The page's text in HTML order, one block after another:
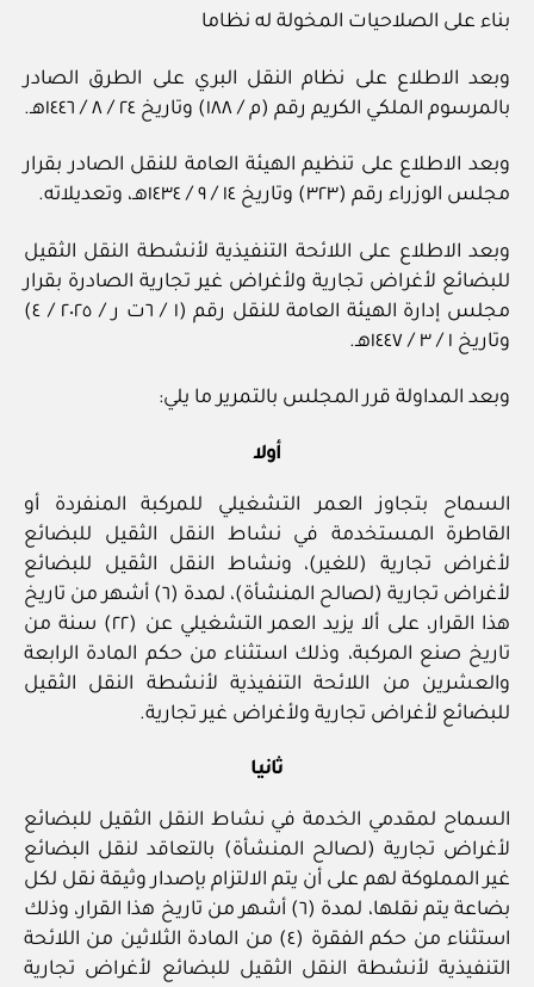
بناء على الصلاحيات المخولة له نظاما
وبعد الاطلاع على نظام النقل البري على الطرق الصادر
بالمرسوم الملكي الكريم رقم (م / ١٨٨) وتاريخ ٢٤ / ‏٨‏ / ١٤٤٦هـ.
وبعد الاطلاع على تنظيم الهيئة العامة للنقل الصادر بقرار
مجلس الوزراء رقم (٣٢٣) وتاريخ ١٤ / ‏٩‏ / ١٤٣٤هـ، وتعديلاته.
وبعد الاطلاع على اللائحة التنفيذية لأنشطة النقل الثقيل
للبضائع لأغراض تجارية ولأغراض غير تجارية الصادرة بقرار
مجلس إدارة الهيئة العامة للنقل رقم (١ / ٦ت ر / ‏٢٠٢٥‏ / ٤)
وتاريخ ١ / ‏٣‏ / ١٤٤٧هـ.
وبعد المداولة قرر المجلس بالتمرير ما يلي:
أولا
السماح بتجاوز العمر التشغيلي للمركبة المنفردة أو
القاطرة المستخدمة في نشاط النقل الثقيل للبضائع
لأغراض تجارية (للغير)، ونشاط النقل الثقيل للبضائع
لأغراض تجارية (لصالح المنشأة)، لمدة (٦) أشهر من تاريخ
هذا القرار، على ألا يزيد العمر التشغيلي عن (٢٢) سنة من
تاريخ صنع المركبة، وذلك استثناء من حكم المادة الرابعة
والعشرين من اللائحة التنفيذية لأنشطة النقل الثقيل
للبضائع لأغراض تجارية ولأغراض غير تجارية.
ثانيا
السماح لمقدمي الخدمة في نشاط النقل الثقيل للبضائع
لأغراض تجارية (لصالح المنشأة) بالتعاقد لنقل البضائع
غير المملوكة لهم على أن يتم الالتزام بإصدار وثيقة نقل لكل
بضاعة يتم نقلها، لمدة (٦) أشهر من تاريخ هذا القرار، وذلك
استثناء من حكم الفقرة (٤) من المادة الثلاثين من اللائحة
التنفيذية لأنشطة النقل الثقيل للبضائع لأغراض تجارية